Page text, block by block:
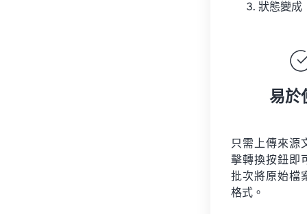
狀態變成
易於
只需上傳來源
擊轉換按鈕即
批次將原始檔
格式。